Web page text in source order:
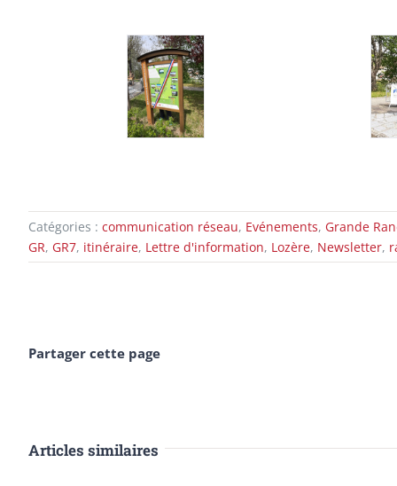
Catégories : communication réseau, Evénements, Grande
GR, GR7, itinéraire, Lettre d'information, Lozère, Newsletter,
Partager cette page
Articles similaires